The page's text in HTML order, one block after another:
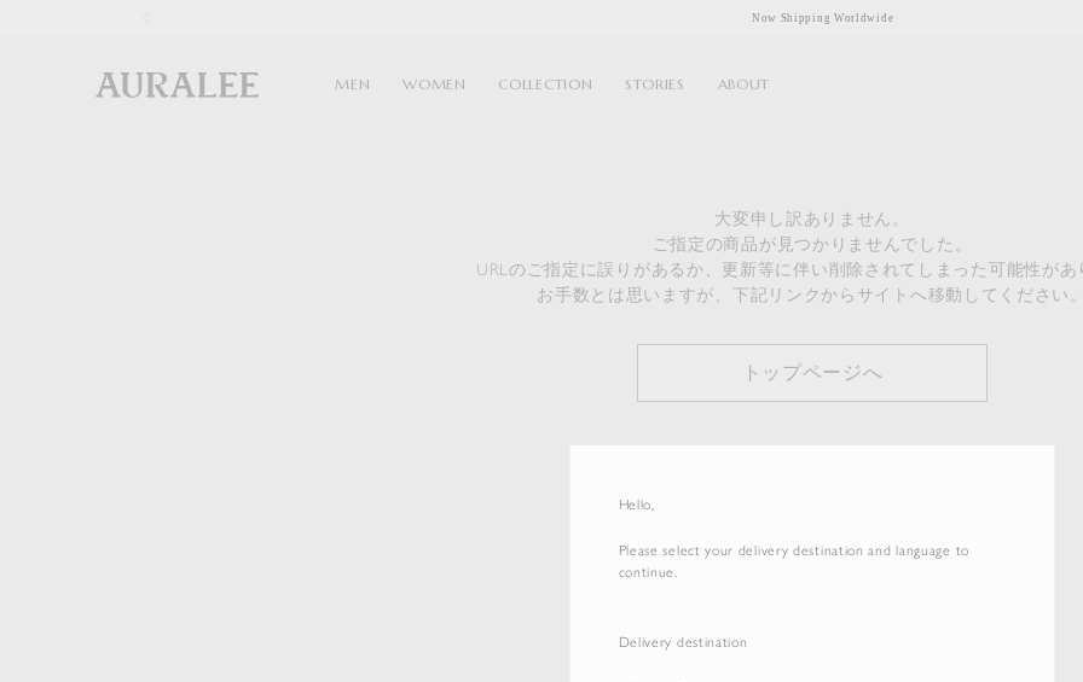
Hello,
Please select your delivery destination and language to
continue.
Delivery destination
Now Shipping Worldwide
MEN WOMEN COLLECTION STORIES ABOUT
大変申し訳ありません。
ご指定の商品が見つかりませんでした。
URLのご指定に誤りがあるか、更新等に伴い削除されてしまった可能性があ
お手数とは思いますが、下記リンクからサイトへ移動してください。
トップページへ